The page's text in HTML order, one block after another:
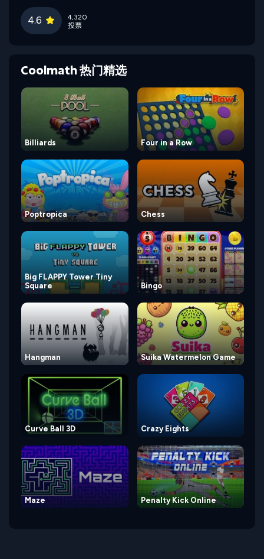
4.6
4,320
投票
Coolmath 热门精选
Billiards Four in a Row
Poptropica Chess
Big FLAPPY Tower Tiny
Square
Bingo
Hangman Suika Watermelon Game
Curve Ball 3D Crazy Eights
Maze Penalty Kick Online